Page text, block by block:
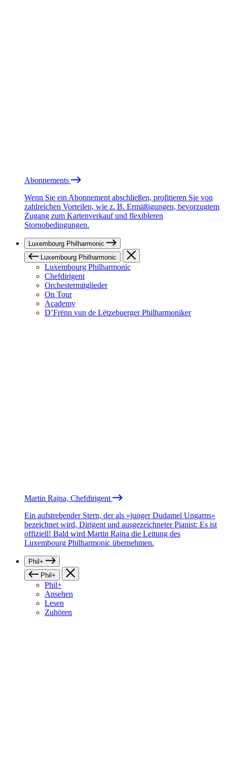
Abonnements
Wenn Sie ein Abonnement abschließen, profitieren Sie von
zahlreichen Vorteilen, wie z. B. Ermäßigungen, bevorzugtem
Zugang zum Kartenverkauf und flexibleren
Stornobedingungen.
Luxembourg Philharmonic
Luxembourg Philharmonic
Luxembourg Philharmonic
Chefdirigent
Orchestermitglieder
On Tour
Academy
D’Frënn vun de Lëtzebuerger Philharmoniker
Martin Rajna, Chefdirigent
Ein aufstrebender Stern, der als «junger Dudamel Ungarns»
bezeichnet wird, Dirigent und ausgezeichneter Pianist: Es ist
offiziell! Bald wird Martin Rajna die Leitung des
Luxembourg Philharmonic übernehmen.
Phil+
Phil+
Phil+
Ansehen
Lesen
Zuhören